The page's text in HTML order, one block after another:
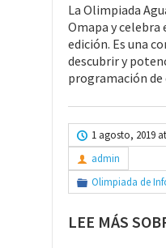
La Olimpiada
Omapa y celebra
edición. Es una
descubrir y
programación
1 agosto, 2019
admin
Olimpiada de
LEE MÁS